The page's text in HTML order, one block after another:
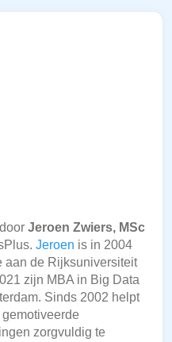
Jeroen Zwiers, MSc
Jeroen is in 2004
aan de Rijksuniversiteit
zijn MBA in Big Data
Sinds 2002 helpt
zorgvuldig te